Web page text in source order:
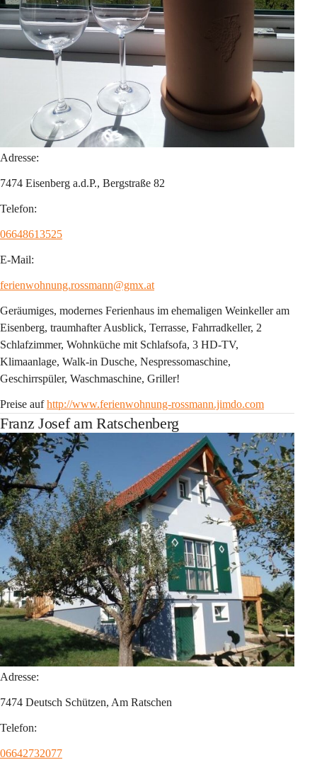
Adresse:
7474 Eisenberg a.d.P., Bergstraße 82
Telefon:
06648613525
E-Mail:
ferienwohnung.rossmann@gmx.at
Geräumiges, modernes Ferienhaus im ehemaligen Weinkeller am
Eisenberg, traumhafter Ausblick, Terrasse, Fahrradkeller, 2
Schlafzimmer, Wohnküche mit Schlafsofa, 3 HD-TV,
Klimaanlage, Walk-in Dusche, Nespressomaschine,
Geschirrspüler, Waschmaschine, Griller!
Preise auf http://www.ferienwohnung-rossmann.jimdo.com
Franz Josef am Ratschenberg
Adresse:
7474 Deutsch Schützen, Am Ratschen
Telefon:
06642732077